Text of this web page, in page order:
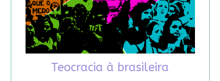
Teocracia à brasileira